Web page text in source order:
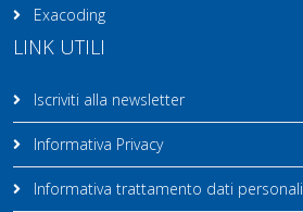
Exacoding
LINK UTILI
Iscriviti alla newsletter
Informativa Privacy
Informativa trattamento dati personali